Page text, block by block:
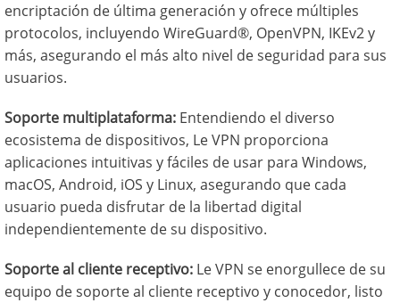
encriptación de última generación y ofrece múltiples
protocolos, incluyendo WireGuard®, OpenVPN, IKEv2 y
más, asegurando el más alto nivel de seguridad para sus
usuarios.
Soporte multiplataforma: Entendiendo el diverso
ecosistema de dispositivos, Le VPN proporciona
aplicaciones intuitivas y fáciles de usar para Windows,
macOS, Android, iOS y Linux, asegurando que cada
usuario pueda disfrutar de la libertad digital
independientemente de su dispositivo.
Soporte al cliente receptivo: Le VPN se enorgullece de su
equipo de soporte al cliente receptivo y conocedor, listo